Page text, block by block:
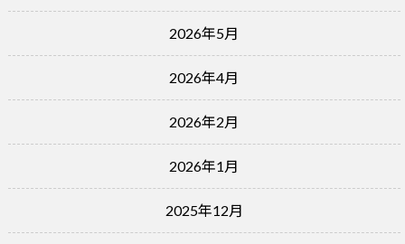
2026年5月
2026年4月
2026年2月
2026年1月
2025年12月